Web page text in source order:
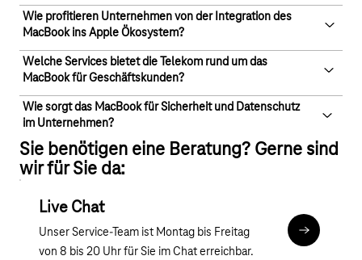
brillantes Retina Display. Es ermöglicht effizientes Arbeiten –
egal ob im Büro, unterwegs oder im Homeoffice.
Geschäftskunden können zwischen verschiedenen Modellen
wie MacBook Air und MacBook Pro wählen. Beide Varianten
bieten starke Performance, hohe Sicherheit und sind optimal
für professionelle Anwendungen und Multitasking geeignet.
Wie profitieren Unternehmen von der Integration des
MacBook ins Apple Ökosystem?
Das MacBook lässt sich nahtlos mit iPhone, iPad und anderen
reibungslosen Workflows, einfacher Datenübertragung und
einer sicheren, zentralen Verwaltung aller Geräte.
Welche Services bietet die Telekom rund um das
MacBook für Geschäftskunden?
Die Telekom unterstützt Unternehmen mit Beratung,
Support. Auch Apple Care Services und Lifecycle Management
sind verfügbar – für sorgenfreies und effizientes Arbeiten.
Wie sorgt das MacBook für Sicherheit und Datenschutz
im Unternehmen?
Das MacBook bietet integrierte Sicherheitsfunktionen wie
Touch ID, Verschlüsselung und regelmäßige Updates. In
Unternehmensdaten optimal geschützt – für sicheres und
zuverlässiges Arbeiten im Business
Sie benötigen eine Beratung? Gerne sind
wir für Sie da:
Live Chat
Unser Service-Team ist Montag bis Freitag
von 8 bis 20 Uhr für Sie im Chat erreichbar.
Chat